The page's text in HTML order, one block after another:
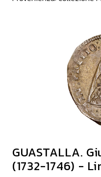
GUASTALLA.
(1732-1746) -